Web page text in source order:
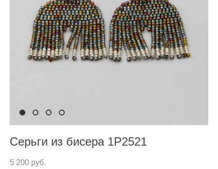
Серьги из бисера 1P2521
5 200 pуб.